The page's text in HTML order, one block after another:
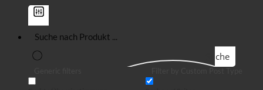
Suche